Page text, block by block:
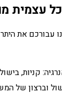
עצמית
עבורכם את
קניות,
וברצון של